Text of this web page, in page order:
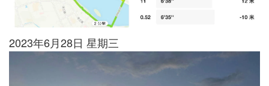
2023年6月28日 星期三